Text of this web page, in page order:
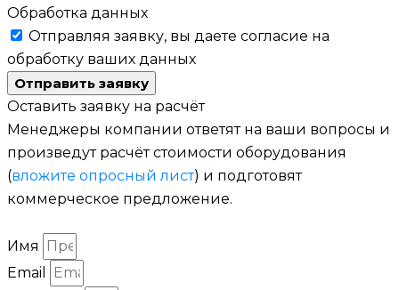
Обработка данных
Отправляя заявку, вы даете согласие на
обработку ваших данных
Отправить заявку
Оставить заявку на расчёт
Менеджеры компании ответят на ваши вопросы и
произведут расчёт стоимости оборудования
(вложите опросный лист) и подготовят
коммерческое предложение.
Имя
Email